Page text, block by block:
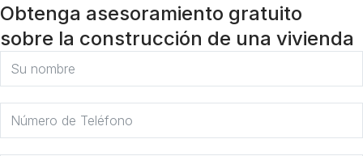
Obtenga asesoramiento gratuito
sobre la construcción de una vivienda